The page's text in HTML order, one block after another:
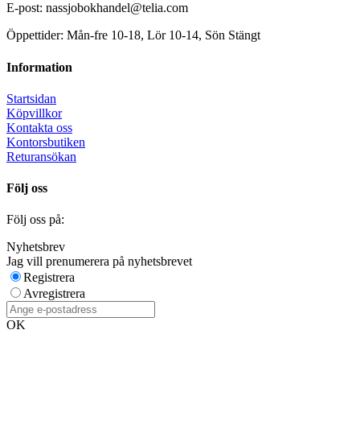
E-post: nassjobokhandel@telia.com
Öppettider: Mån-fre 10-18, Lör 10-14, Sön Stängt
Information
Startsidan
Köpvillkor
Kontakta oss
Kontorsbutiken
Returansökan
Följ oss
Följ oss på:
Nyhetsbrev
Jag vill prenumerera på nyhetsbrevet
Registrera
Avregistrera
OK